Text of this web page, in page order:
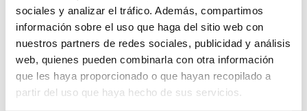
sociales y analizar el tráfico. Además, compartimos
información sobre el uso que haga del sitio web con
nuestros partners de redes sociales, publicidad y análisis
web, quienes pueden combinarla con otra información
que les haya proporcionado o que hayan recopilado a
partir del uso que haya hecho de sus servicios.
FARMACIA SANTOLINO GARCIA, ELENA
CTRA. ESTACION, 78